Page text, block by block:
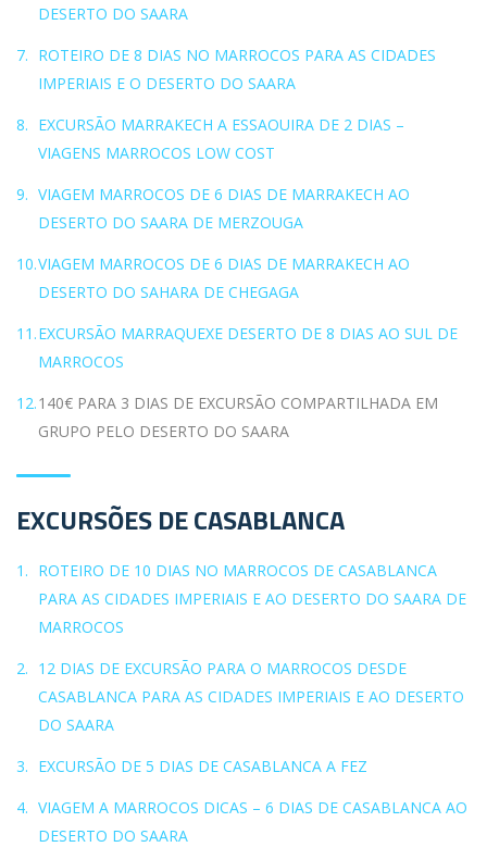
DESERTO DO SAARA
ROTEIRO DE 8 DIAS NO MARROCOS PARA AS CIDADES
IMPERIAIS E O DESERTO DO SAARA
EXCURSÃO MARRAKECH A ESSAOUIRA DE 2 DIAS –
VIAGENS MARROCOS LOW COST
VIAGEM MARROCOS DE 6 DIAS DE MARRAKECH AO
DESERTO DO SAARA DE MERZOUGA
VIAGEM MARROCOS DE 6 DIAS DE MARRAKECH AO
DESERTO DO SAHARA DE CHEGAGA
EXCURSÃO MARRAQUEXE DESERTO DE 8 DIAS AO SUL DE
MARROCOS
140€ PARA 3 DIAS DE EXCURSÃO COMPARTILHADA EM
GRUPO PELO DESERTO DO SAARA
EXCURSÕES DE CASABLANCA
ROTEIRO DE 10 DIAS NO MARROCOS DE CASABLANCA
PARA AS CIDADES IMPERIAIS E AO DESERTO DO SAARA DE
MARROCOS
12 DIAS DE EXCURSÃO PARA O MARROCOS DESDE
CASABLANCA PARA AS CIDADES IMPERIAIS E AO DESERTO
DO SAARA
EXCURSÃO DE 5 DIAS DE CASABLANCA A FEZ
VIAGEM A MARROCOS DICAS – 6 DIAS DE CASABLANCA AO
DESERTO DO SAARA